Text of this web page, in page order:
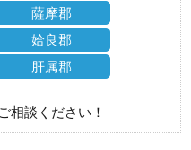
薩摩郡
姶良郡
肝属郡
相談ください！